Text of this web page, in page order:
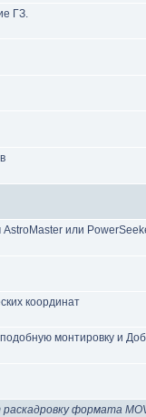
ГЗ.
или
координат
монтировку и
раскадровку формата